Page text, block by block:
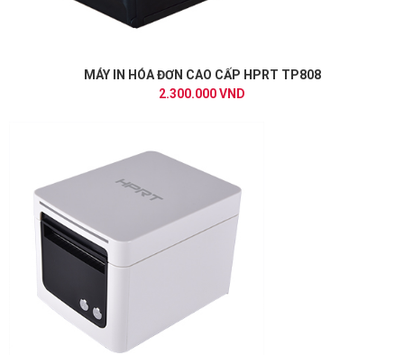
MÁY IN HÓA ĐƠN CAO CẤP HPRT TP808
2.300.000 VND